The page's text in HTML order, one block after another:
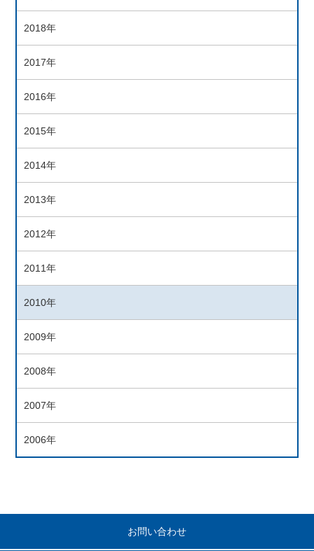
2018年
2017年
2016年
2015年
2014年
2013年
2012年
2011年
2010年
2009年
2008年
2007年
2006年
お問い合わせ